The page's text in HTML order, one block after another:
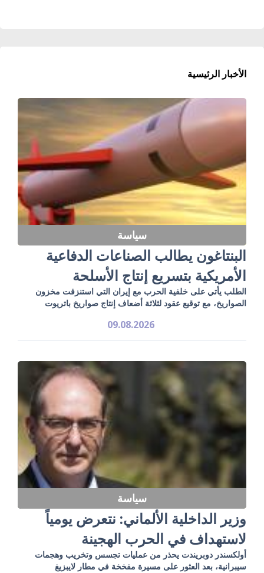
الأخبار الرئيسية
سياسة
البنتاغون يطالب الصناعات الدفاعية
الأمريكية بتسريع إنتاج الأسلحة
الطلب يأتي على خلفية الحرب مع إيران التي استنزفت مخزون
الصواريخ، مع توقيع عقود لثلاثة أضعاف إنتاج صواريخ باتريوت
09.08.2026
سياسة
وزير الداخلية الألماني: نتعرض يومياً
لاستهداف في الحرب الهجينة
أولكسندر دوبريندت يحذر من عمليات تجسس وتخريب وهجمات
سيبرانية، بعد العثور على مسيرة مفخخة في مطار لايبزيغ